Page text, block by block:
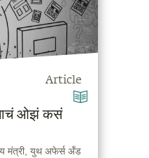
Article
ओझं कसं
मंत्री, युथ अफेर्स अँड